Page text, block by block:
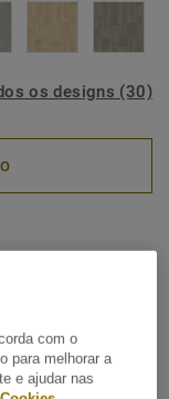
os designs (30)
vinílico
uma coleção
com o
para melhorar a
e ajudar nas